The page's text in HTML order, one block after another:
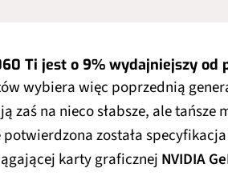
Ti jest o 9% wydajniejszy od
wybiera więc poprzednią
zaś na nieco słabsze, ale tańsze
potwierdzona została
karty graficznej NVIDIA